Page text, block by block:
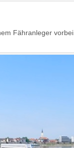
Fähranleger vorbei.